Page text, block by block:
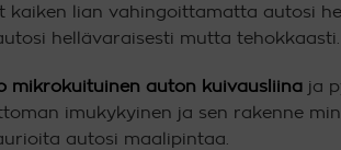
kaiken lian vahingoittamatta autosi
hellävaraisesti mutta tehokkaasti.
mikrokuituinen auton kuivausliina ja
imukykyinen ja sen rakenne
autosi maalipintaa.